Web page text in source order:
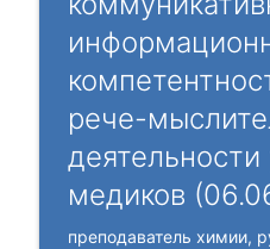
рече-
медиков
преподаватель химии,